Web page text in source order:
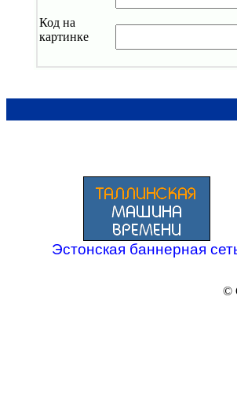
Код на
картинке
Эстонская баннерная
©